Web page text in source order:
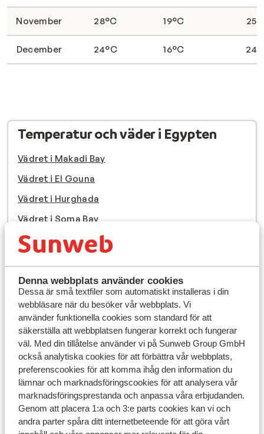
Denna webbplats använder cookies
Dessa är små textfiler som automatiskt installeras i din
webbläsare när du besöker vår webbplats. Vi
använder funktionella cookies som standard för att
säkerställa att webbplatsen fungerar korrekt och fungerar
väl. Med din tillåtelse använder vi på Sunweb Group GmbH
också analytiska cookies för att förbättra vår webbplats,
preferenscookies för att komma ihåg den information du
lämnar och marknadsföringscookies för att analysera vår
marknadsföringsprestanda och anpassa våra erbjudanden.
Genom att placera 1:a och 3:e parts cookies kan vi och
andra parter spåra ditt internetbeteende för att göra vårt
November 28°C 19°C
December 24°C 16°C
Temperatur och väder i Egypten
Vädret i Makadi Bay
Vädret i El Gouna
Vädret i Hurghada
Vädret i Soma Bay
Vädret i Egypten
Hur varmt är det i Marsa Alam?
När det gäller soliga resor till Egypten ärMarsa
Alamett av de mest självklara valen. Den charmiga
semesterorten vid Röda havet lockar med varma
temperaturer året runt och ett klimat som nästan alltid